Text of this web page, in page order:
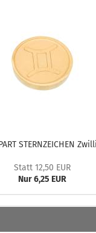
STERN­ZEI­CHEN
Statt 12,50 EUR
Nur 6,25 EUR